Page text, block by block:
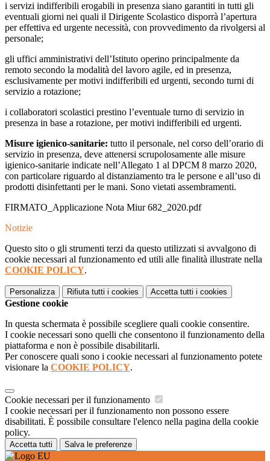
i servizi indifferibili erogabili in presenza siano garantiti in tutti gli
eventuali giorni nei quali il Dirigente Scolastico disporrà l’apertura
per effettiva ed urgente necessità, con provvedimento da rivolgersi al
personale;
gli uffici amministrativi dell’Istituto operino principalmente da
remoto secondo la modalità del lavoro agile, ed in presenza,
esclusivamente per motivi indifferibili ed urgenti, secondo turni di
servizio a rotazione;
i collaboratori scolastici prestino l’eventuale turno di servizio in
presenza in base a rotazione, per motivi indifferibili ed urgenti.
Misure igienico-sanitarie: tutto il personale, nel corso dell’orario di
servizio in presenza, deve attenersi scrupolosamente alle misure
igienico-sanitarie indicate nell’Allegato 1 al DPCM 8 marzo 2020,
con particolare riguardo al distanziamento tra le persone e all’uso di
prodotti disinfettanti per le mani. Sono vietati assembramenti.
FIRMATO_Applicazione Nota Miur 682_2020.pdf
Notizie
Questo sito o gli strumenti terzi da questo utilizzati si avvalgono di
cookie necessari al funzionamento ed utili alle finalità illustrate nella
COOKIE POLICY.
Personalizza Rifiuta tutti i cookies Accetta tutti i cookies
Gestione cookie
In questa schermata è possibile scegliere quali cookie consentire.
I cookie necessari sono quelli che consentono il funzionamento della
piattaforma e non è possibile disabilitarli.
Per conoscere quali sono i cookie necessari al funzionamento potete
visionare la COOKIE POLICY.
Cookie necessari per il funzionamento
I cookie necessari per il funzionamento non possono essere
disabilitati. È possibile consultare l'elenco nella pagina della cookie
policy.
Accetta tutti Salva le preferenze